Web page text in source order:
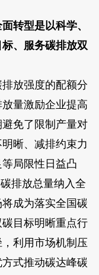
转型是以科学、
、服务碳排放双
放强度的配额分
量激励企业提高
免了限制产量对
晰、减排约束力
局限性日益凸
排放总量纳入全
成为落实全国碳
目标明晰重点行
利用市场机制压
式推动碳达峰碳